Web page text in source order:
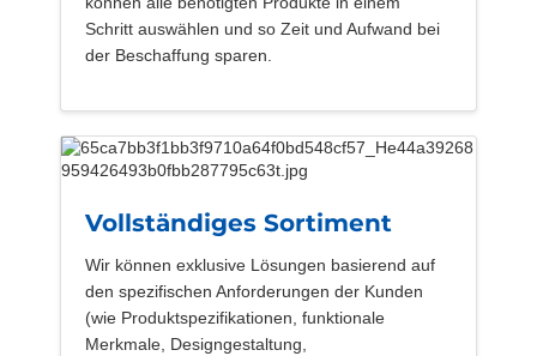
Schritt auswählen und so Zeit und Aufwand bei
der Beschaffung sparen.
Vollständiges Sortiment
Wir können exklusive Lösungen basierend auf
den spezifischen Anforderungen der Kunden
(wie Produktspezifikationen, funktionale
Merkmale, Designgestaltung,